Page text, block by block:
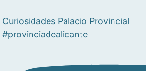
Curiosidades Palacio Provincial
#provinciadealicante